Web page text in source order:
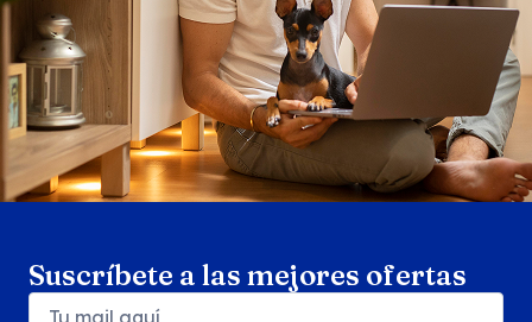
Suscríbete a las mejores ofertas
Search products